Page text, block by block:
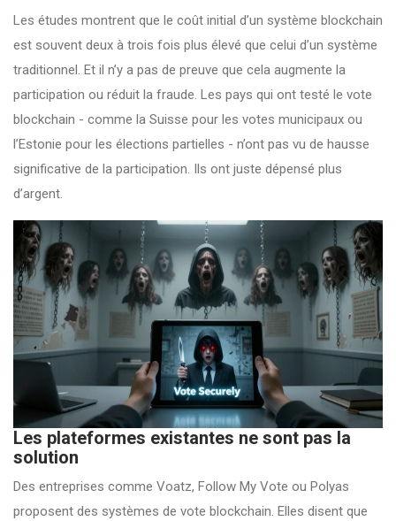
Les études montrent que le coût initial d’un système blockchain
est souvent deux à trois fois plus élevé que celui d’un système
traditionnel. Et il n’y a pas de preuve que cela augmente la
participation ou réduit la fraude. Les pays qui ont testé le vote
blockchain - comme la Suisse pour les votes municipaux ou
l’Estonie pour les élections partielles - n’ont pas vu de hausse
significative de la participation. Ils ont juste dépensé plus
d’argent.
Les plateformes existantes ne sont pas la
solution
Des entreprises comme Voatz, Follow My Vote ou Polyas
proposent des systèmes de vote blockchain. Elles disent que